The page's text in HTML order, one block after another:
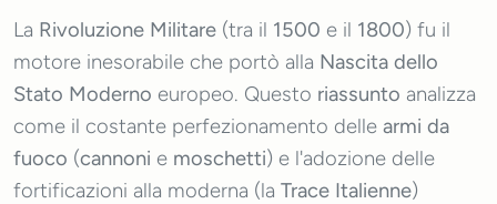
La Rivoluzione Militare (tra il 1500 e il 1800) fu il
motore inesorabile che portò alla Nascita dello
Stato Moderno europeo. Questo riassunto analizza
come il costante perfezionamento delle armi da
fuoco (cannoni e moschetti) e l'adozione delle
fortificazioni alla moderna (la Trace Italienne)